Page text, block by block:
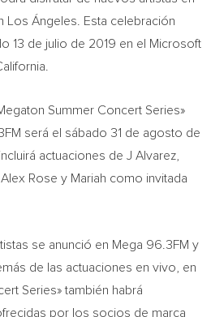
Los Ángeles. Esta celebración
13 de julio de 2019 en el Microsoft
Summer Concert Series»
será el sábado 31 de agosto de
actuaciones de J Alvarez,
Alex Rose y Mariah como invitada
se anunció en Mega 96.3FM y
de las actuaciones en vivo, en
Series» también habrá
por los socios de marca